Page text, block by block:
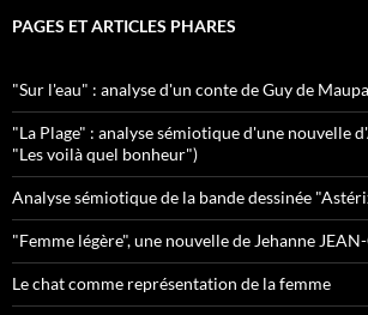
PAGES ET ARTICLES PHARES
"Sur l'eau" : analyse d'un conte de Guy de
"La Plage" : analyse sémiotique d'une nouvelle
"Les voilà quel bonheur")
Analyse sémiotique de la bande dessinée
"Femme légère", une nouvelle de Jehanne
Le chat comme représentation de la femme